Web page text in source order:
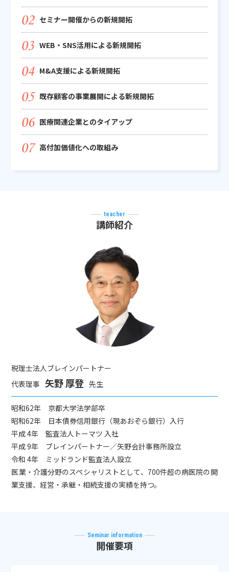
セミナー開催からの新規開拓
WEB・SNS活用による新規開拓
M&A支援による新規開拓
既存顧客の事業展開による新規開拓
医療関連企業とのタイアップ
高付加価値化への取組み
teacher
講師紹介
税理士法人ブレインパートナー
代表理事 矢野 厚登 先生
昭和62年 京都大学法学部卒
昭和62年 日本債券信用銀行（現あおぞら銀行）入行
平成 4年 監査法人トーマツ 入社
平成 9年 ブレインパートナー／矢野会計事務所設立
令和 4年 ミッドランド監査法人設立
医業・介護分野のスペシャリストとして、700件超の病医院の開
業支援、経営・承継・相続支援の実績を持つ。
Seminar information
開催要項